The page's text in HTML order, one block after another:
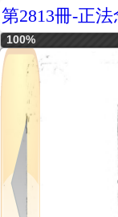
第2813冊-正
100%